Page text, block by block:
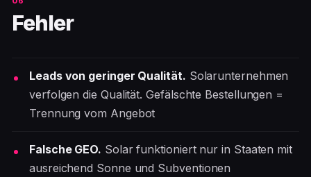
Fehler
Leads von geringer Qualität. Solarunternehmen
verfolgen die Qualität. Gefälschte Bestellungen =
Trennung vom Angebot
Falsche GEO. Solar funktioniert nur in Staaten mit
ausreichend Sonne und Subventionen